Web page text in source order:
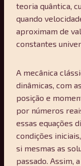
teoria quântica,
quando
aproximam de
constantes
A mecânica
dinâmicas, com
posição e
por números
essas equações
condições
si mesmas as
passado. Assim,